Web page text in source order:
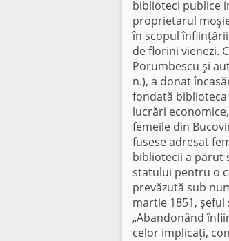
biblioteci publice
proprietarul
în scopul
de florini vienezi.
Porumbescu şi
n.), a donat
fondată
lucrări
femeile din
fusese adresat
bibliotecii a părut
statului pentru o
prevăzută sub
martie 1851,
„Abandonând
celor implicați,